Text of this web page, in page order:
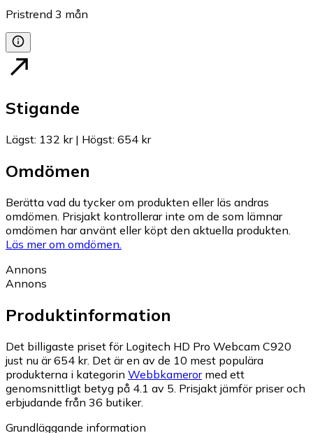
Pristrend 3 mån
Stigande
Lägst: 132 kr| Högst: 654 kr
Omdömen
Berätta vad du tycker om produkten eller läs andras
omdömen. Prisjakt kontrollerar inte om de som lämnar
omdömen har använt eller köpt den aktuella produkten.
Läs mer om omdömen.
Annons
Annons
Produktinformation
Det billigaste priset för Logitech HD Pro Webcam C920
just nu är 654 kr. Det är en av de 10 mest populära
produkterna i kategorin Webbkamerormed ett
genomsnittligt betyg på 4.1 av 5. Prisjakt jämför priser och
erbjudande från 36 butiker.
Grundläggande information